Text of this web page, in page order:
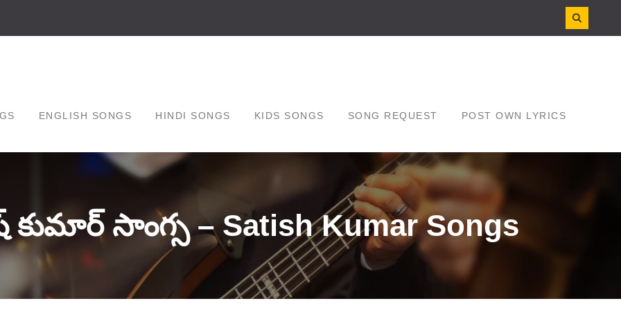
ENGLISH SONGS HINDI SONGS KIDS SONGS SONG REQUEST POST OWN LYRICS
కుమార్ సాంగ్స – Satish Kumar Songs